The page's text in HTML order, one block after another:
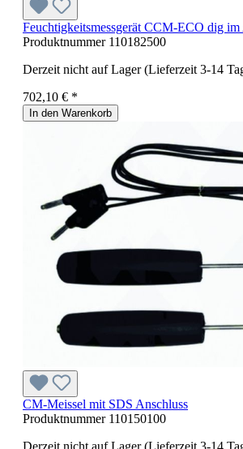
Feuchtigkeitsmessgerät CCM-ECO dig
Produktnummer 110182500
Derzeit nicht auf Lager (Lieferzeit 3-14
702,10 € *
In den Warenkorb
CM-Meissel mit SDS Anschluss
Produktnummer 110150100